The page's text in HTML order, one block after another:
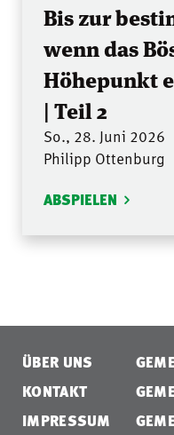
Bis zur
wenn das
Höhepunkt
| Teil 2
So., 28. Juni 2026
Philipp Ottenburg
ABSPIELEN
ÜBER UNS
KONTAKT
IMPRESSUM